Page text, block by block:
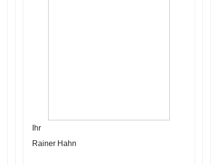
Ihr
Rainer Hahn